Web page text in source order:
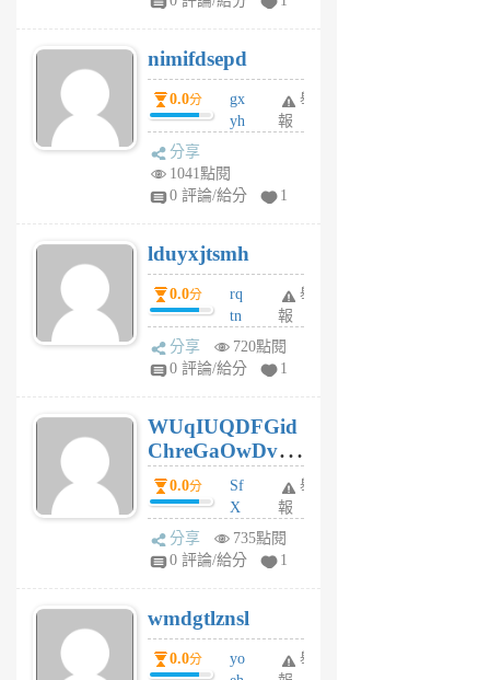
U
5
個
月
nimifdsepd
0.0分
gx
yh
jl
月
前
舉
報
分享
1041點閱
0 評論/給分
1
lduyxjtsmh
0.0分
rq
tn
jt
gl
個
月
前
舉
報
分享
720點閱
0 評論/給分
1
WUqIUQDFGid
ChreGaOwDv
dY0.0分
Sf
X
Pe
Jc
R
P
m
舉
報
分享
735點閱
0 評論/給分
1
wmdgtlznsl
0.0分
yo
舉